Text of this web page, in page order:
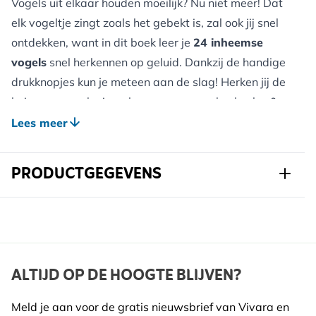
Vogels uit elkaar houden moeilijk? Nu niet meer! Dat
elk vogeltje zingt zoals het gebekt is, zal ook jij snel
ontdekken, want in dit boek leer je 24 inheemse
vogels snel herkennen op geluid. Dankzij de handige
drukknopjes kun je meteen aan de slag! Herken jij de
huismus, merel, pimpelmees, spreeuw, koekoek, …?
Vogels laten zich immers niet altijd gemakkelijk zien –
fascinerende wereld van vogels wil ontdekken.
Met z’n allen kennen we al vlotjes twintig autologo’s,
ook vogelgeluiden aan dat rijtje toe te voegen. Niet
heerlijk en leerrijk ontdekboek voor beginnende
vogelkijkers van alle leeftijden; (groot)ouders en
Lees meer
PRODUCTGEGEVENS
Breedte 178 mm
Hoogte 223 mm
ALTIJD OP DE HOOGTE BLIJVEN?
Meld je aan voor de gratis nieuwsbrief van Vivara en